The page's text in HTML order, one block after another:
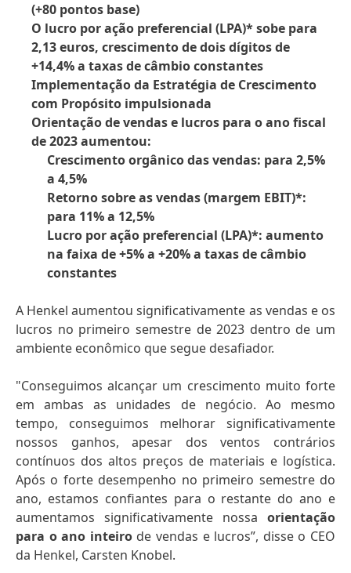
(+80 pontos base)
O lucro por ação preferencial (LPA)* sobe para
2,13 euros, crescimento de dois dígitos de
+14,4% a taxas de câmbio constantes
Implementação da Estratégia de Crescimento
com Propósito impulsionada
Orientação de vendas e lucros para o ano fiscal
de 2023 aumentou:
Crescimento orgânico das vendas: para 2,5%
a 4,5%
Retorno sobre as vendas(margem EBIT)*:
para 11% a 12,5%
Lucro por ação preferencial (LPA)*: aumento
na faixa de +5% a +20% a taxas de câmbio
constantes
A Henkel aumentou significativamente as vendas e os
lucros no primeiro semestre de 2023 dentro de um
ambiente econômico que segue desafiador.
"Conseguimos alcançar um crescimento muito forte
em ambas as unidades de negócio. Ao mesmo
tempo, conseguimos melhorar significativamente
nossos ganhos, apesar dos ventos contrários
contínuos dos altos preços de materiais e logística.
Após o forte desempenho no primeiro semestre do
ano, estamos confiantes para o restante do ano e
aumentamos significativamente nossa orientação
para o ano inteirode vendas e lucros”, disse o CEO
da Henkel, Carsten Knobel.